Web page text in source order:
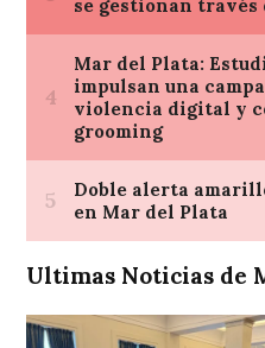
Ultimas Noticias de